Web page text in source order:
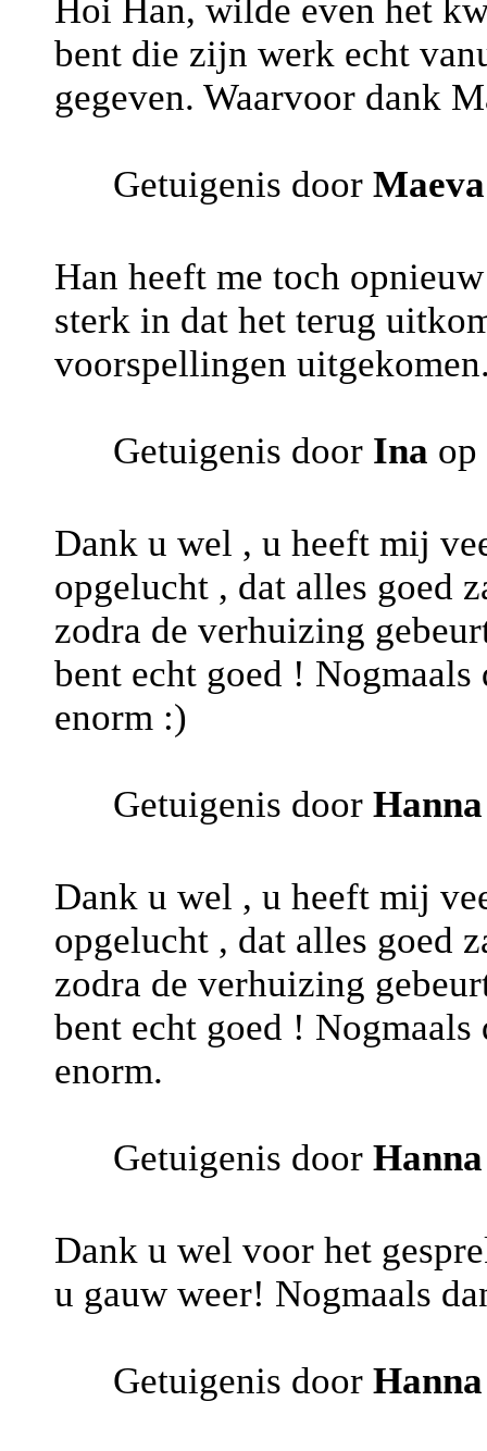
Hoi Han, wilde even het
bent die zijn werk echt
gegeven. Waarvoor dank
Getuigenis door Maeva
Han heeft me toch
sterk in dat het terug
voorspellingen
Getuigenis door Ina op
Dank u wel , u heeft mij
opgelucht , dat alles goed
zodra de verhuizing
bent echt goed !
enorm :)
Getuigenis door Hanna
Dank u wel , u heeft mij
opgelucht , dat alles goed
zodra de verhuizing
bent echt goed !
enorm.
Getuigenis door Hanna
Dank u wel voor het
u gauw weer! Nogmaals
Getuigenis door Hanna